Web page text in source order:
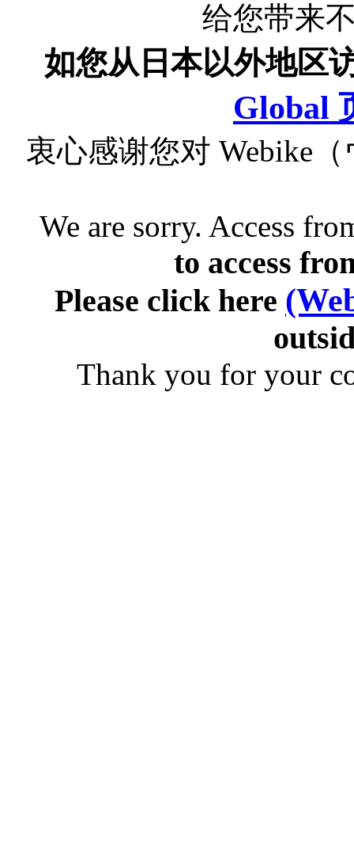
给您带来
如您从日本以外地区
Global
衷心感谢您对 Webike
We are sorry. Access
to access
Please click here
Thank you for your